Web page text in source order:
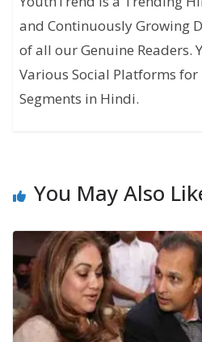
and Continuously Growing
of all our Genuine Readers.
Various Social Platforms
Segments in Hindi.
You May Also